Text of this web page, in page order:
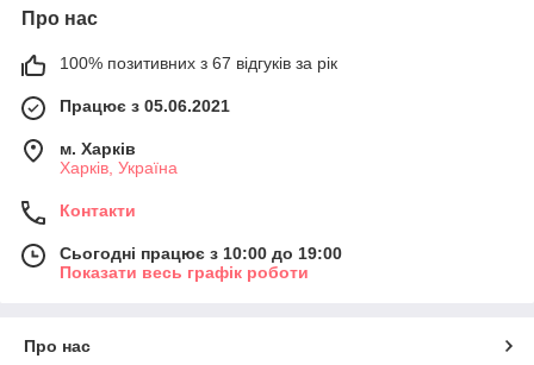
Про нас
100% позитивних з 67 відгуків за рік
Працює з 05.06.2021
м. Харків
Харків, Україна
Контакти
Сьогодні працює з 10:00 до 19:00
Показати весь графік роботи
Про нас